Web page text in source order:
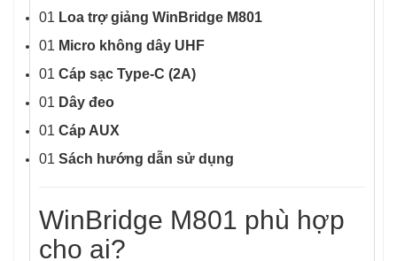
01 Loa trợ giảng WinBridge M801
01 Micro không dây UHF
01 Cáp sạc Type-C (2A)
01 Dây đeo
01 Cáp AUX
01 Sách hướng dẫn sử dụng
WinBridge M801 phù hợp
cho ai?